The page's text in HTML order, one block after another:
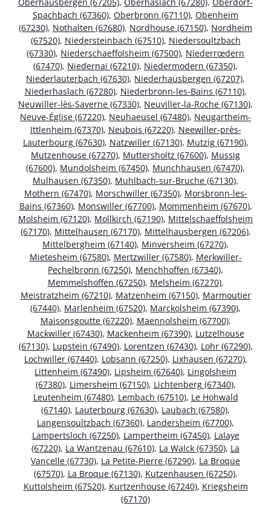
Spachbach (67360), Oberbronn (67110), Obenheim
(67230), Nothalten (67680), Nordhouse (67150), Nordheim
(67520), Niedersteinbach (67510), Niedersoultzbach
(67330), Niederschaeffolsheim (67500), Niederrœdern
(67470), Niedernai (67210), Niedermodern (67350),
Niederlauterbach (67630), Niederhausbergen (67207),
Niederhaslach (67280), Niederbronn-les-Bains (67110),
Neuwiller-lès-Saverne (67330), Neuviller-la-Roche (67130),
Neuve-Église (67220), Neuhaeusel (67480), Neugartheim-
Ittlenheim (67370), Neubois (67220), Neewiller-près-
Lauterbourg (67630), Natzwiller (67130), Mutzig (67190),
Mutzenhouse (67270), Muttersholtz (67600), Mussig
(67600), Mundolsheim (67450), Munchhausen (67470),
Mulhausen (67350), Muhlbach-sur-Bruche (67130),
Mothern (67470), Morschwiller (67350), Morsbronn-les-
Bains (67360), Monswiller (67700), Mommenheim (67670),
Molsheim (67120), Mollkirch (67190), Mittelschaeffolsheim
(67170), Mittelhausen (67170), Mittelhausbergen (67206),
Mittelbergheim (67140), Minversheim (67270),
Mietesheim (67580), Mertzwiller (67580), Merkwiller-
Pechelbronn (67250), Menchhoffen (67340),
Memmelshoffen (67250), Melsheim (67270),
Meistratzheim (67210), Matzenheim (67150), Marmoutier
(67440), Marlenheim (67520), Marckolsheim (67390),
Maisonsgoutte (67220), Maennolsheim (67700),
Mackwiller (67430), Mackenheim (67390), Lutzelhouse
(67130), Lupstein (67490), Lorentzen (67430), Lohr (67290),
Lochwiller (67440), Lobsann (67250), Lixhausen (67270),
Littenheim (67490), Lipsheim (67640), Lingolsheim
(67380), Limersheim (67150), Lichtenberg (67340),
Leutenheim (67480), Lembach (67510), Le Hohwald
(67140), Lauterbourg (67630), Laubach (67580),
Langensoultzbach (67360), Landersheim (67700),
Lampertsloch (67250), Lampertheim (67450), Lalaye
(67220), La Wantzenau (67610), La Walck (67350), La
Vancelle (67730), La Petite-Pierre (67290), La Broque
(67570), La Broque (67130), Kutzenhausen (67250),
Kuttolsheim (67520), Kurtzenhouse (67240), Kriegsheim
(67170)